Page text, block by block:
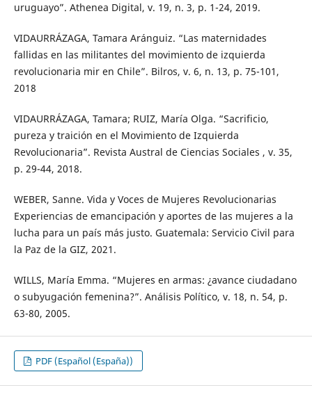
uruguayo”. Athenea Digital, v. 19, n. 3, p. 1-24, 2019.
VIDAURRÁZAGA, Tamara Aránguiz. “Las maternidades
fallidas en las militantes del movimiento de izquierda
revolucionaria mir en Chile”. Bilros, v. 6, n. 13, p. 75-101,
2018
VIDAURRÁZAGA, Tamara; RUIZ, María Olga. “Sacrificio,
pureza y traición en el Movimiento de Izquierda
Revolucionaria”. Revista Austral de Ciencias Sociales , v. 35,
p. 29-44, 2018.
WEBER, Sanne. Vida y Voces de Mujeres Revolucionarias
Experiencias de emancipación y aportes de las mujeres a la
lucha para un país más justo. Guatemala: Servicio Civil para
la Paz de la GIZ, 2021.
WILLS, María Emma. “Mujeres en armas: ¿avance ciudadano
o subyugación femenina?”. Análisis Político, v. 18, n. 54, p.
63-80, 2005.
PDF (Español (España))